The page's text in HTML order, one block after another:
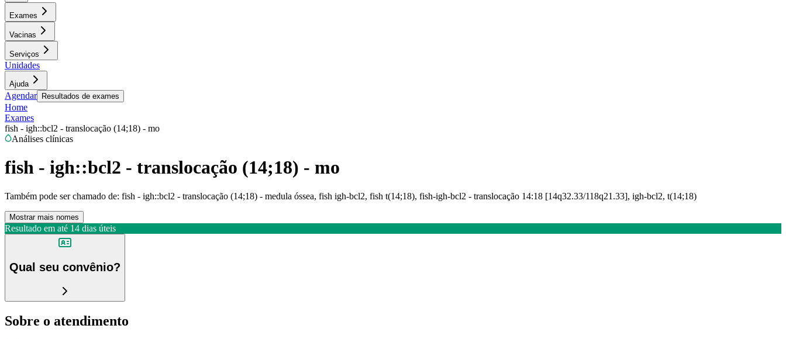
Exames
Vacinas
Serviços
Unidades
Ajuda
Agendar Resultados de exames
Home
Exames
fish - igh::bcl2 - translocação (14;18) - mo
Análises clínicas
fish - igh::bcl2 - translocação (14;18) - mo
Também pode ser chamado de: fish - igh::bcl2 - translocação (14;18) - medula óssea, fish igh-bcl2, fish t(14;18), fish-igh-bcl2 - translocação 14:18 [14q32.33/118q21.33], igh-bcl2, t(14;18)
Mostrar mais nomes
Resultado em até 14 dias úteis
Qual seu convênio?
Sobre o atendimento